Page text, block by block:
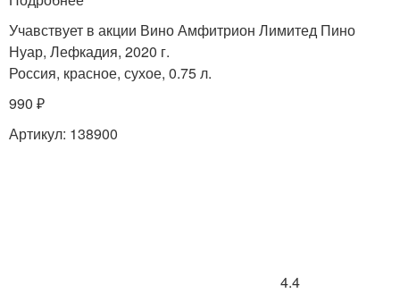
Учавствует в акции Вино Амфитрион Лимитед Пино
Нуар, Лефкадия, 2020 г.
Россия, красное, сухое, 0.75 л.
990 ₽
Артикул: 138900
4.4